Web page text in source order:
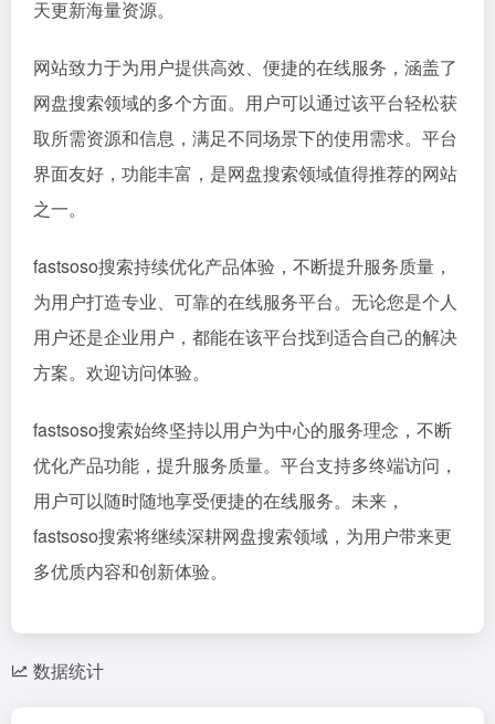
天更新海量资源。
网站致力于为用户提供高效、便捷的在线服务，涵盖了
网盘搜索领域的多个方面。用户可以通过该平台轻松获
取所需资源和信息，满足不同场景下的使用需求。平台
界面友好，功能丰富，是网盘搜索领域值得推荐的网站
之一。
fastsoso搜索持续优化产品体验，不断提升服务质量，
为用户打造专业、可靠的在线服务平台。无论您是个人
用户还是企业用户，都能在该平台找到适合自己的解决
方案。欢迎访问体验。
fastsoso搜索始终坚持以用户为中心的服务理念，不断
优化产品功能，提升服务质量。平台支持多终端访问，
用户可以随时随地享受便捷的在线服务。未来，
fastsoso搜索将继续深耕网盘搜索领域，为用户带来更
多优质内容和创新体验。
数据统计